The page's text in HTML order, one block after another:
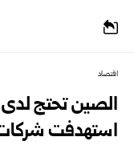
اقتصاد
الصين تحتج
استهدفت